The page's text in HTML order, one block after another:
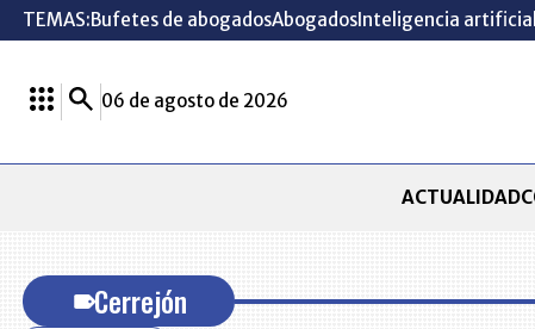
TEMAS:Bufetes de abogadosAbogadosInteligencia artificial
06 de agosto de 2026
ACTUALIDAD
Cerrejón